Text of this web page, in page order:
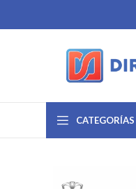
CATEGORÍAS